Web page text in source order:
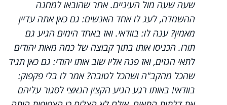
שעה שעה מול העיניים. אחר שהובאו למחנה
ההשמדה, לעג לו אחד האנשים: גם כאן אתה עדיין
מאמין? ענה לו: בוודאי. ואז באחד הימים הגיע גם
תורו. הכניסו אותו בתוך קבוצה של כמה מאות יהודים
לתאי הגזים, ואז פנה אליו שוב אותו יהודי: גם כאן תגיד
שהכל מהקב"ה ושהכל לטובה? אמר לו בלי פקפוק:
בוודאי! באותו רגע הגיע הקצין הנאצי לסגור עליהם